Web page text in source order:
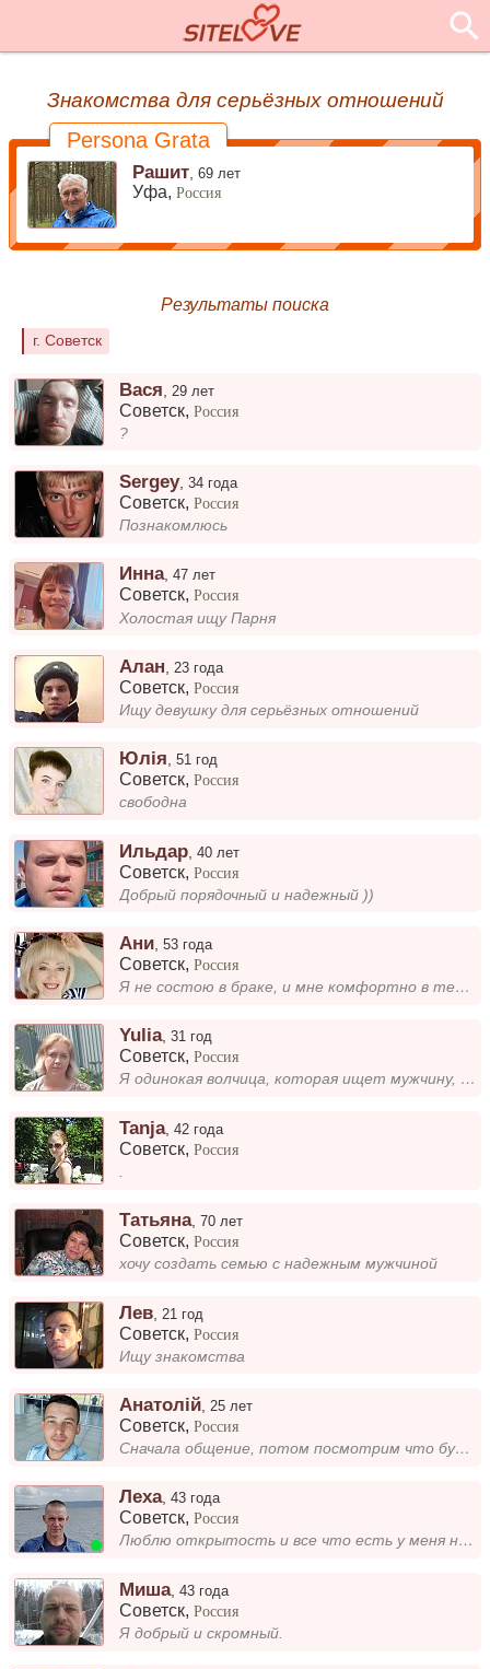
Знакомства для серьёзных отношений
Persona Grata
Рашит ,69 лет
Уфа,Россия
Результаты поиска
г. Советск
Вася 29 лет
Советск,Россия
?
Sergey,34 года
Советск,Россия
Познакомлюсь
Инна,47 лет
Советск,Россия
Холостая ищу Парня
Алан 23 года
Советск,Россия
Ищу девушку для серьёзных отношений
Юлія ,51 год
Советск,Россия
свободна
Ильдар ,40 лет
Советск,Россия
Добрый порядочный и надежный ))
Ани ,53 года
Советск,Россия
Я не состою в браке, и мне комфортно в текущей ситуации. Всё своё время посвящаю себе: развиваю увлечения, путешествую и...
Yulia,31 год
Советск,Россия
Я одинокая волчица, которая ищет мужчину, ценящего серьезный подход к жизни. Люблю проводить время в одиночестве, наслаж...
Tanja,42 года
Советск,Россия
Татьяна,70 лет
Советск,Россия
хочу создать семью с надежным мужчиной
Лев 21 год
Советск,Россия
Ищу знакомства
Анатолій 25 лет
Советск,Россия
Сначала общение, потом посмотрим что будет дальше
Леха,43 года
Советск,Россия
Люблю открытость и все что есть у меня нет комплексов и стеснения я могу вам. А остальное все в лс...
Миша,43 года
Советск,Россия
Я добрый и скромный.